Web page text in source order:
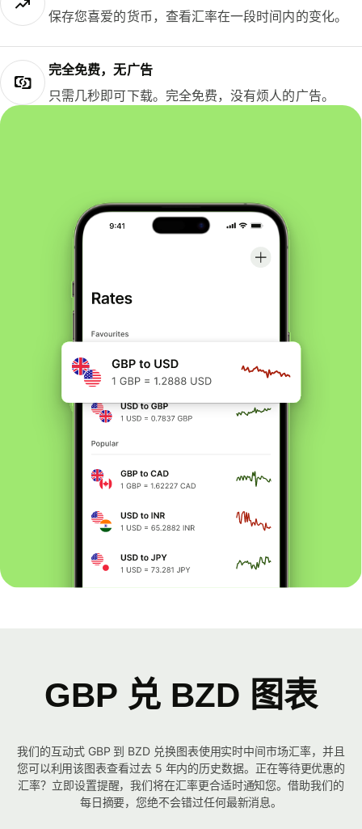
保存您喜爱的货币，查看汇率在一段时间内的变化。
完全免费，无广告
只需几秒即可下载。完全免费，没有烦人的广告。
GBP 兑 BZD 图表
我们的互动式 GBP 到 BZD 兑换图表使用实时中间市场汇率，并且
您可以利用该图表查看过去 5 年内的历史数据。正在等待更优惠的
汇率？立即设置提醒，我们将在汇率更合适时通知您。借助我们的
每日摘要，您绝不会错过任何最新消息。